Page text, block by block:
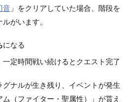
音 」をクリアしていた場合、階段を
がいます。
になる
定時間戦い続けるとクエスト完了
ナルが生き残り、イベントが発生
（ファイター・聖属性）」が貰え